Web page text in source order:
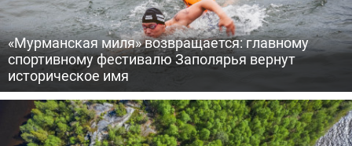
«Мурманская миля» возвращается: главному
спортивному фестивалю Заполярья вернут
историческое имя